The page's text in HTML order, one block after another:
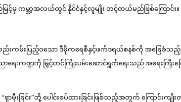
င့်မှ ကမ္ဘာ့အလယ်တွင် နိုင်ငံနှင့်လူမျိုး တင့်တယ်မည်ဖြစ်ကြောင်း။
းကမ်းပြည့်ဝသော ဒီမိုကရေစီနှင့်ဖက်ဒရယ်စနစ်ကို အခြေ
ာရေးကဏ္ဍကို မြှင့်တင်ကြိုးပမ်းဆောင်ရွက်ရေးသည် အရေးက
း”တို့ ပေါင်းစပ်ထားခြင်းဖြစ်သည့်အတွက် ကြောင်းကျိုးတရ